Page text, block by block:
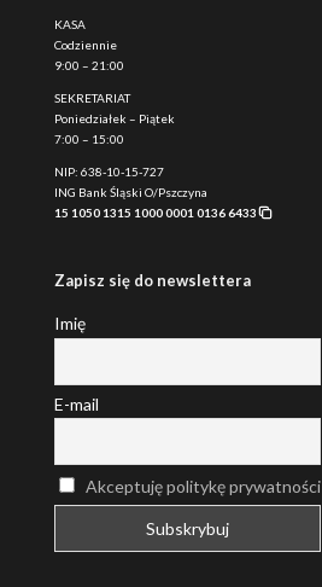
KASA
Codziennie
9:00 – 21:00
SEKRETARIAT
Poniedziałek – Piątek
7:00 – 15:00
NIP: 638-10-15-727
ING Bank Śląski O/Pszczyna
15 1050 1315 1000 0001 0136 6433
Zapisz się do newslettera
Imię
E-mail
Akceptuję politykę prywatności